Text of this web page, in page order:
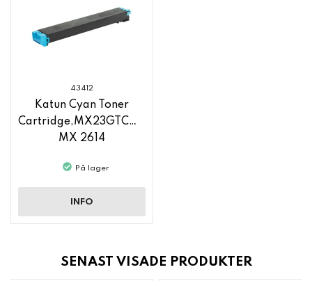
43412
Katun Cyan Toner
Cartridge,MX23GTCA,Sharp
MX 2614
På lager
INFO
SENAST VISADE PRODUKTER